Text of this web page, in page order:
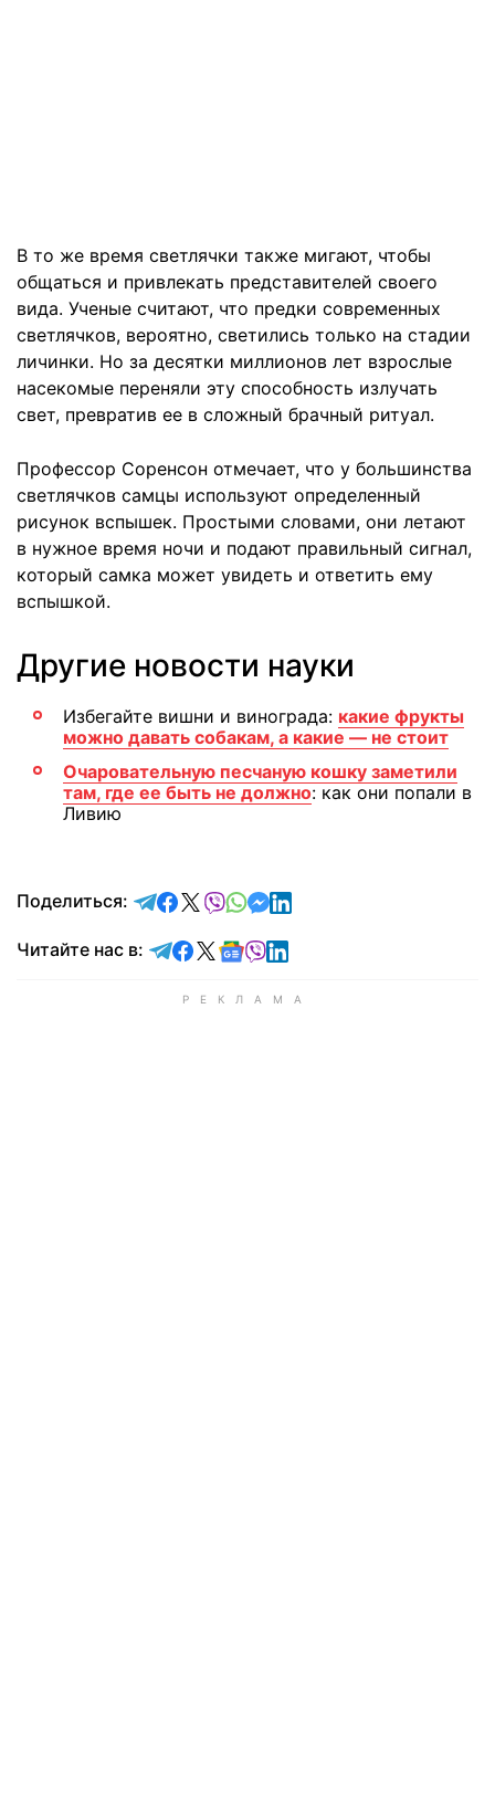
В то же время светлячки также мигают, чтобы
общаться и привлекать представителей своего
вида. Ученые считают, что предки современных
светлячков, вероятно, светились только на стадии
личинки. Но за десятки миллионов лет взрослые
насекомые переняли эту способность излучать
свет, превратив ее в сложный брачный ритуал.
Профессор Соренсон отмечает, что у большинства
светлячков самцы используют определенный
рисунок вспышек. Простыми словами, они летают
в нужное время ночи и подают правильный сигнал,
который самка может увидеть и ответить ему
вспышкой.
Другие новости науки
Избегайте вишни и винограда: какие фрукты
можно давать собакам, а какие — не стоит
Очаровательную песчаную кошку заметили
там, где ее быть не должно: как они попали в
Ливию
Поделиться: отправить в Telegram
поделиться в Facebook
поделиться в X
отправить в Viber
отправить в Whatsapp
отправить в Messenger
отправить в LinkedIn
Читайте нас в: Читайте в Telegram
Читайте в Facebook
Читайте в X
Читайте в Google news
Читайте в Viber
Читайте в LinkedIn